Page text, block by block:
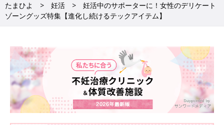
たまひよ 妊活
妊活中のサポーターに！女性のデリケート
ゾーングッズ特集【進化し続けるテックアイテム】